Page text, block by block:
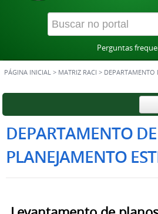
Perguntas
PÁGINA INICIAL > MATRIZ RACI > DEPARTAMENTO
DEPARTAMENTO DE
PLANEJAMENTO